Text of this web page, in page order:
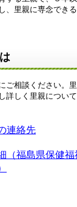
、里親に専念でき
ご相談ください。
詳しく里親につい
連絡先
（福島県保健